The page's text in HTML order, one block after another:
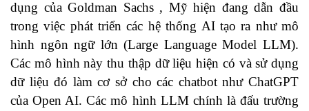
dụng của Goldman Sachs , Mỹ hiện đang dẫn đầu
trong việc phát triển các hệ thống AI tạo ra như mô
hình ngôn ngữ lớn (Large Language Model LLM).
Các mô hình này thu thập dữ liệu hiện có và sử dụng
dữ liệu đó làm cơ sở cho các chatbot như ChatGPT
của Open AI. Các mô hình LLM chính là đấu trường